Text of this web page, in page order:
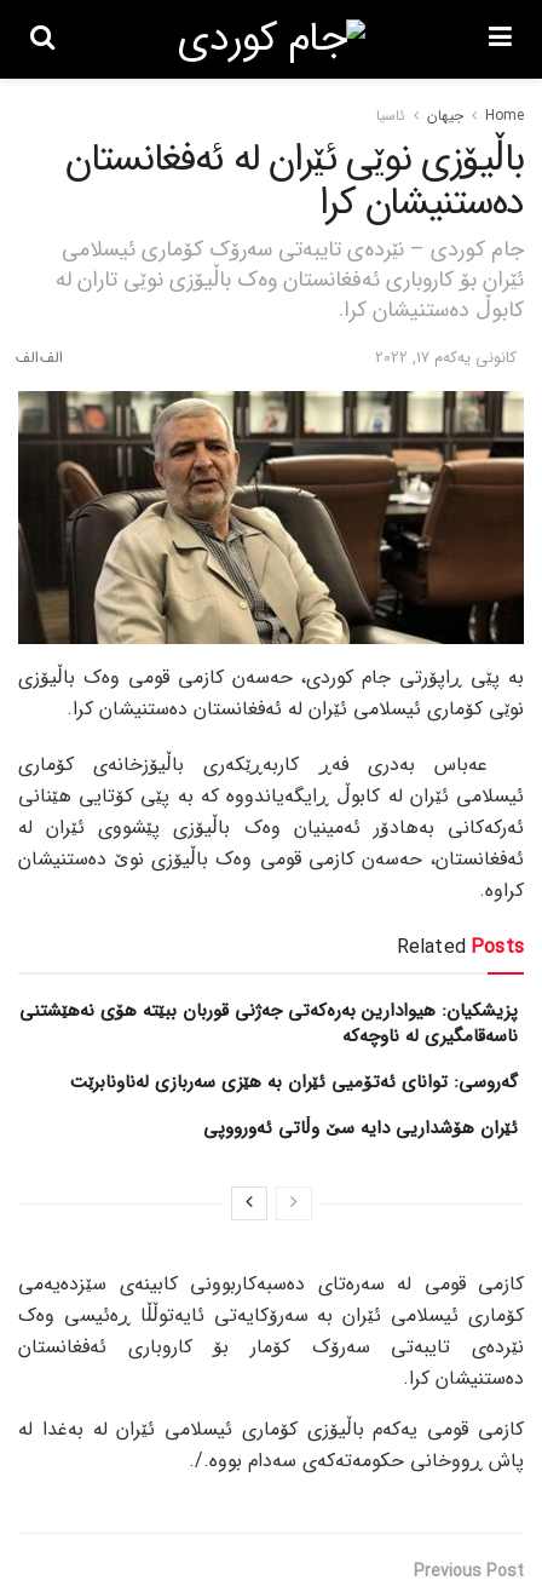
Home جیهان ئاسیا
باڵیۆزی نوێی ئێران لە ئەفغانستان
دەستنیشان کرا
جام کوردی – نێردەی تایبەتی سەرۆک کۆماری ئیسلامی
ئێران بۆ کاروباری ئەفغانستان وەک باڵیۆزی نوێی تاران لە
کابوڵ دەستنیشان کرا.
كانونی یه‌كه‌م 17, 2022
بە پێی ڕاپۆرتی جام کوردی، حەسەن کازمی قومی وەک باڵیۆزی
نوێی کۆماری ئیسلامی ئێران لە ئەفغانستان دەستنیشان کرا.
عەباس بەدری فەڕ کاربەڕێکەری باڵیۆزخانەی کۆماری
ئیسلامی ئێران لە کابوڵ ڕایگەیاندووە کە بە پێی کۆتایی هێنانی
ئەرکەکانی بەهادۆر ئەمینیان وەک باڵیۆزی پێشووی ئێران لە
ئەفغانستان، حەسەن کازمی قومی وەک باڵیۆزی نوێ دەستنیشان
کراوە.
Related Posts
پزیشکیان: هیوادارین بەرەکەتی جەژنی قوربان ببێتە هۆی نەهێشتنی
ناسەقامگیری لە ناوچەکە
گەروسی: توانای ئەتۆمیی ئێران بە هێزی سەربازی لەناونابرێت
ئێران هۆشداریی دایە سێ وڵاتی ئەورووپی
کازمی قومی لە سەرەتای دەسبەکاربوونی کابینەی سێزدەیەمی
کۆماری ئیسلامی ئێران بە سەرۆکایەتی ئایەتوڵڵا ڕەئیسی وەک
نێردەی تایبەتی سەرۆک کۆمار بۆ کاروباری ئەفغانستان
دەستنیشان کرا.
کازمی قومی یەکەم باڵیۆزی کۆماری ئیسلامی ئێران لە بەغدا لە
پاش ڕووخانی حکومەتەکەی سەدام بووە./.
Previous Post